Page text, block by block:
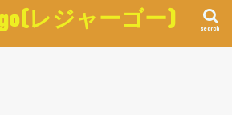
レジャーゴー) search